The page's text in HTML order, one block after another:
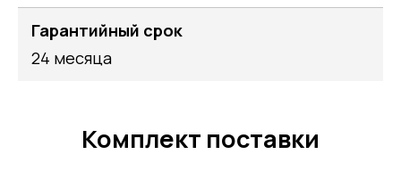
Гарантийный срок
24 месяца
Комплект поставки